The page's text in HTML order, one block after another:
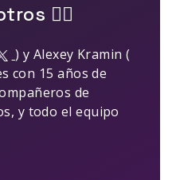
🤹‍♂️
) y Alexey Kramin (
con 15 años de
de
y todo el equipo